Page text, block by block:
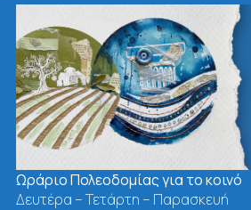
27
ΝΟΈΜΒΡΙΟΣ
Δελτία Τύπου
Συγκέντρωση
δώρων το
Περισσότερα...
Ωράριο Πολεοδομίας για το κοινό
Δευτέρα – Τετάρτη – Παρασκευή